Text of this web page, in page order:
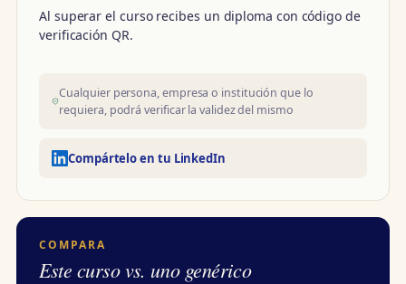
Al superar el curso recibes un diploma con código de
verificación QR.
Cualquier persona, empresa o institución que lo
requiera, podrá verificar la validez del mismo
Compártelo en tu LinkedIn
COMPARA
Este curso vs. uno genérico